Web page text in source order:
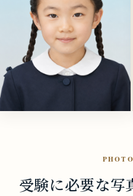
受験に必要な写